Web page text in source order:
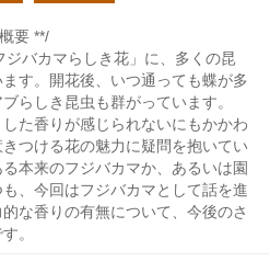
要 **/
バカマらしき花」に、多くの昆
す。開花後、いつ通っても蝶が多
らしき昆虫も群がっています。
た香りが感じられないにもかかわ
つける花の魅力に疑問を抱いてい
本来のフジバカマか、あるいは園
、今回はフジバカマとして話を進
な香りの有無について、今後のさ
。